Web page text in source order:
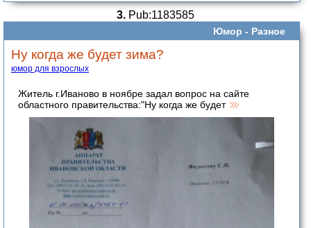
3. Pub:1183585
Юмор - Разное
Ну когда же будет зима?
юмор для взрослых
Житель г.Иваново в ноябре задал вопрос на сайте
областного правительства:"Ну когда же будет